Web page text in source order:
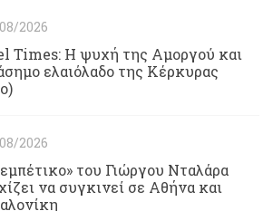
2026
Times: H ψυχή της Αμοργού και
ελαιόλαδο της Κέρκυρας
2026
του Γιώργου Νταλάρα
να συγκινεί σε Αθήνα και